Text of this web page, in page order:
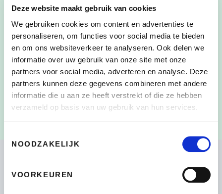
Deze website maakt gebruik van cookies
We gebruiken cookies om content en advertenties te
personaliseren, om functies voor social media te bieden
en om ons websiteverkeer te analyseren. Ook delen we
informatie over uw gebruik van onze site met onze
partners voor social media, adverteren en analyse. Deze
partners kunnen deze gegevens combineren met andere
informatie die u aan ze heeft verstrekt of die ze hebben
verzameld op basis van uw gebruik van hun services.
NOODZAKELIJK
VOORKEUREN
E-MAILADRES*
CONSENT *
Door dit vakje aan te vinken, heb ik de
verzameling en het gebruik van mijn persoonlijke
gegevens zoals beschreven in de
gelezen en begrepen